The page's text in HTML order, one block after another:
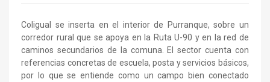
Coligual se inserta en el interior de Purranque, sobre un
corredor rural que se apoya en la Ruta U-90 y en la red de
caminos secundarios de la comuna. El sector cuenta con
referencias concretas de escuela, posta y servicios básicos,
por lo que se entiende como un campo bien conectado